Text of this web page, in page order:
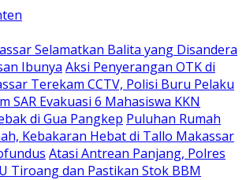
Selamatkan Balita yang Disandera
Ibunya Aksi Penyerangan OTK di
Terekam CCTV, Polisi Buru Pelaku
SAR Evakuasi 6 Mahasiswa KKN
di Gua Pangkep Puluhan Rumah
Kebakaran Hebat di Tallo Makassar
Atasi Antrean Panjang, Polres
Tiroang dan Pastikan Stok BBM